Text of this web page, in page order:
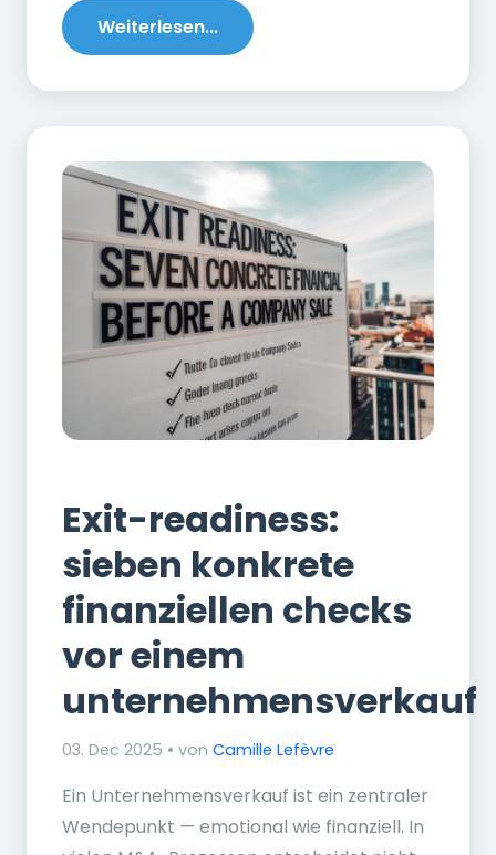
Weiterlesen...
Exit-readiness:
sieben konkrete
finanziellen checks
vor einem
unternehmensverkauf
03. Dec 2025 • von Camille Lefèvre
Ein Unternehmensverkauf ist ein zentraler
Wendepunkt — emotional wie finanziell. In